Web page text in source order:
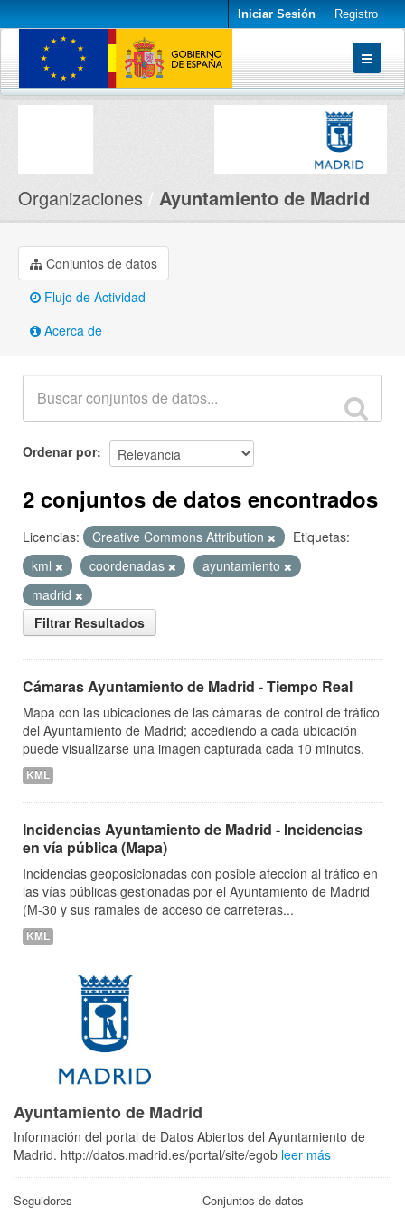
Iniciar Sesión Registro
Conjuntos de datos
Organizaciones Ayuntamiento de Madrid
Conjuntos de datos
Flujo de Actividad
Acerca de
Ordenar por
2 conjuntos de datos encontrados
Licencias: Creative Commons Attribution
Etiquetas:
kml
coordenadas
ayuntamiento
madrid
Filtrar Resultados
Cámaras Ayuntamiento de Madrid - Tiempo Real
Mapa con las ubicaciones de las cámaras de control de tráfico
del Ayuntamiento de Madrid; accediendo a cada ubicación
puede visualizarse una imagen capturada cada 10 minutos.
KML
Incidencias Ayuntamiento de Madrid - Incidencias
en vía pública (Mapa)
Incidencias geoposicionadas con posible afección al tráfico en
las vías públicas gestionadas por el Ayuntamiento de Madrid
(M-30 y sus ramales de acceso de carreteras...
KML
Ayuntamiento de Madrid
Información del portal de Datos Abiertos del Ayuntamiento de
Madrid. http://datos.madrid.es/portal/site/egob leer más
Seguidores Conjuntos de datos